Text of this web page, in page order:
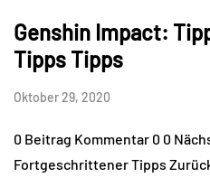
Genshin Impact:
Tipps Tipps
Oktober 29, 2020
0 Beitrag Kommentar 0 0
Fortgeschrittener Tipps